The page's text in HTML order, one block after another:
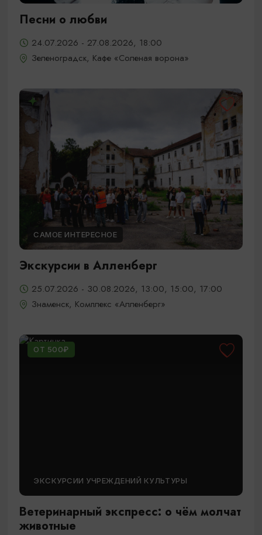
Песни о любви
24.07.2026 - 27.08.2026, 18:00
Зеленоградск, Кафе «Соленая ворона»
САМОЕ ИНТЕРЕСНОЕ
Экскурсии в Алленберг
25.07.2026 - 30.08.2026, 13:00, 15:00, 17:00
Знаменск, Комплекс «Алленберг»
ОТ 500₽
ЭКСКУРСИИ УЧРЕЖДЕНИЙ КУЛЬТУРЫ
Ветеринарный экспресс: о чём молчат
животные